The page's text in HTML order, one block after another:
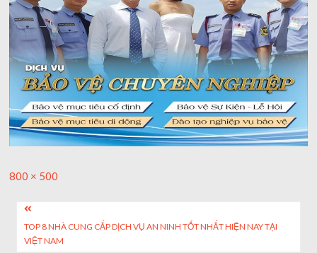
Ứng dụng AI trong doanh nghiệp để cắt giảm chi phí vận hành
Ứng dụng AI cho chăm sóc khách hàng giúp web phản hồi
24/7
AI agent cho doanh nghiệp khác chatbot truyền thống ra sao
Full
800 × 500
Post
navigation
TOP 8 NHÀ CUNG CẤP DỊCH VỤ AN NINH TỐT NHẤT HIỆN NAY TẠI
VIỆT NAM